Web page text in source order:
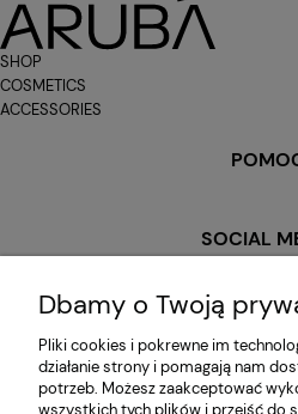
SHOP
COSMETICS
ACCESSORIES
SOCIAL
MOJE
PŁATNOŚCI I
Dbamy o Twoją
Pliki cookies i pokrewne im
działanie strony i pomagają nam
potrzeb. Możesz zaakceptować
wszystkich tych plików i przejść do